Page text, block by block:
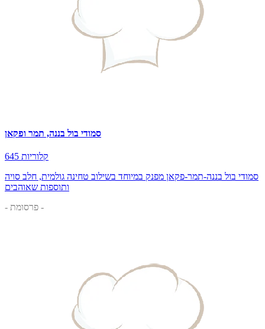
סמודי בול בננה, תמר ופקאן
645 קלוריות
סמודי בול בננה-תמר-פקאן מפנק במיוחד בשילוב טחינה גולמית, חלב סויה
ותוספות שאוהבים
- פרסומת -